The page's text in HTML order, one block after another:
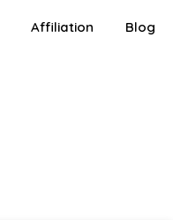
Affiliation Blog